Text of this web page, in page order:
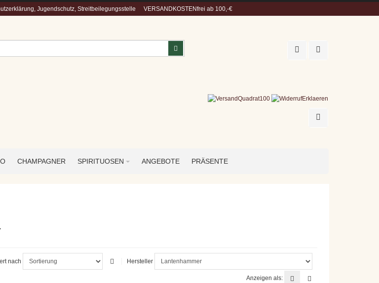
Jugendschutz, Streitbeilegungsstelle VERSANDKOSTENfrei ab 100,-€
Suchen
CHAMPAGNER SPIRITUOSEN ANGEBOTE PRÄSENTE
nach Hersteller
Anzeigen als: